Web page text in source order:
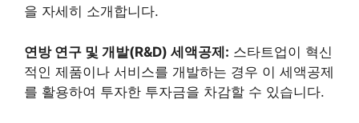
을 자세히 소개합니다.
연방 연구 및 개발(R&D) 세액공제: 스타트업이 혁신
적인 제품이나 서비스를 개발하는 경우 이 세액공제
를 활용하여 투자한 투자금을 차감할 수 있습니다.